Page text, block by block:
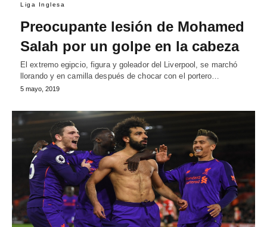
Liga Inglesa
Preocupante lesión de Mohamed
Salah por un golpe en la cabeza
El extremo egipcio, figura y goleador del Liverpool, se marchó
llorando y en camilla después de chocar con el portero…
5 mayo, 2019